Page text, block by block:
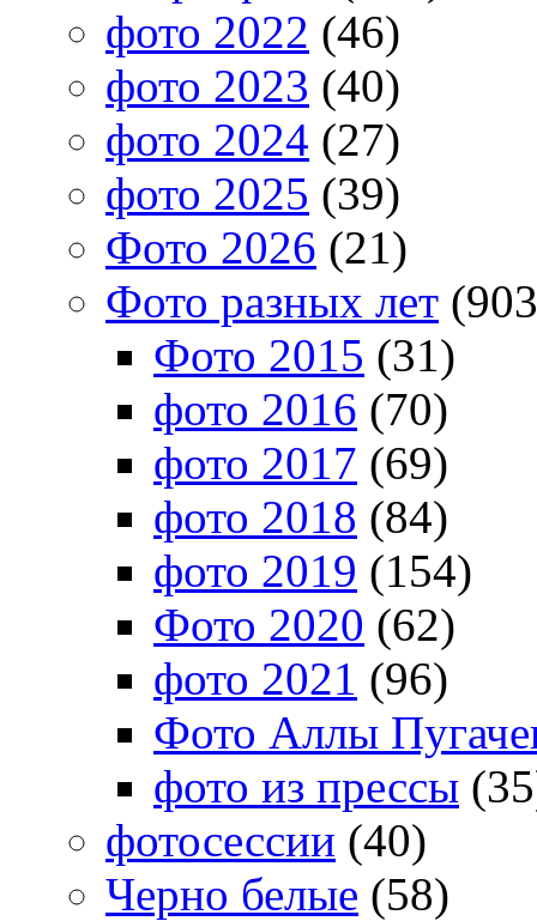
фото 2022 (46)
фото 2023 (40)
фото 2024 (27)
фото 2025 (39)
Фото 2026 (21)
Фото разных лет
Фото 2015 (31)
фото 2016 (70)
фото 2017 (69)
фото 2018 (84)
фото 2019 (154)
Фото 2020 (62)
фото 2021 (96)
Фото Аллы
фото из прессы
фотосессии (40)
Черно белые (58)